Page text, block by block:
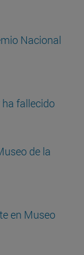
Nacional
fallecido
de la
en Museo